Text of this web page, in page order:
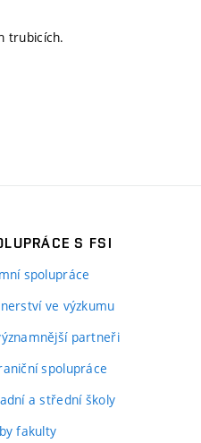
trubicích.
S FSI
spolupráce
ve výzkumu
partneři
spolupráce
a střední školy
fakulty